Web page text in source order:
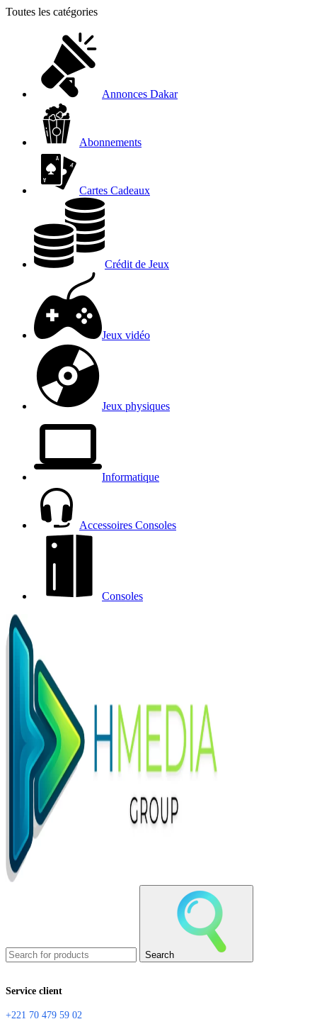
Toutes les catégories
Annonces Dakar
Abonnements
Cartes Cadeaux
Crédit de Jeux
Jeux vidéo
Jeux physiques
Informatique
Accessoires Consoles
Consoles
Search
Service client
+221 70 479 59 02